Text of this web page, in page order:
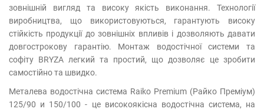
зовнішній вигляд та високу якість виконання. Технології
виробництва, що використовуються, гарантують високу
стійкість продукції до зовнішніх впливів і дозволяють давати
довгострокову гарантію. Монтаж водостічної системи та
софіту BRYZA легкий та простий, що дозволяє це зробити
самостійно та швидко.
Металева водостічна система Raiko Premium (Райко Преміум)
125/90 и 150/100 - це високоякісна водостічна система, на